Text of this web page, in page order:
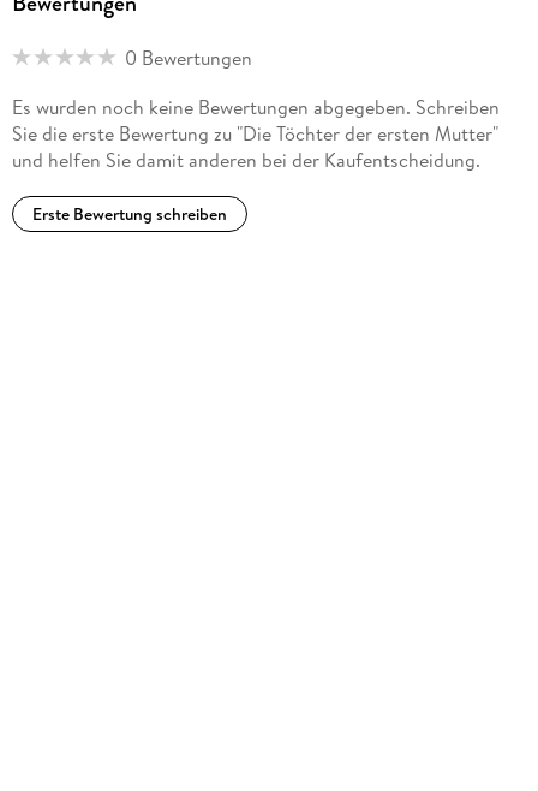
ebenso benommen zurück. War er es wirklich? Sein Gesicht
zur Hälfte war es von dichtem, braunem Bart überwachsen.
»Eolo«, wiederholte er, schnaubte leise und schüttelte den
Kopf. »Den gibt es nicht mehr. «
0 Bewertungen
Es wurden noch keine Bewertungen abgegeben. Schreiben
Sie die erste Bewertung zu "Die Töchter der ersten Mutter"
und helfen Sie damit anderen bei der Kaufentscheidung.
Erste Bewertung schreiben